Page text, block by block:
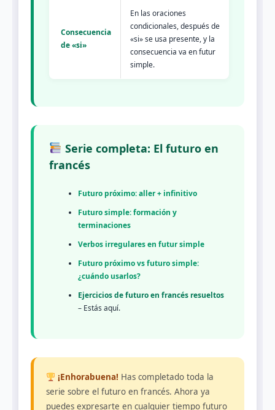
Consecuencia
de «si»
En las oraciones
condicionales, después de
«si» se usa presente, y la
consecuencia va en futur
simple.
Serie completa: El futuro en
francés
Futuro próximo: aller + infinitivo
Futuro simple: formación y
terminaciones
Verbos irregulares en futur simple
Futuro próximo vs futuro simple:
¿cuándo usarlos?
Ejercicios de futuro en francés resueltos
– Estás aquí.
¡Enhorabuena! Has completado toda la
serie sobre el futuro en francés. Ahora ya
puedes expresarte en cualquier tiempo futuro